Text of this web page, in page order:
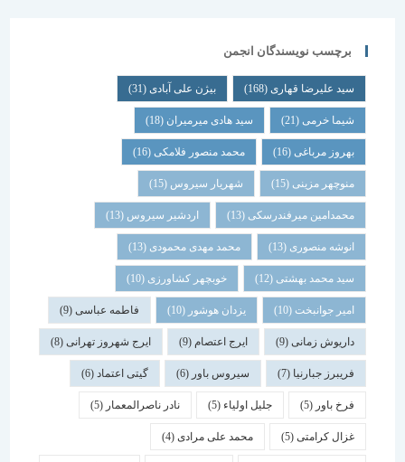
برچسب نویسندگان انجمن
سید علیرضا قهاری(168) بیژن علی آبادی(31)
شیما خرمی(21) سید هادی میرمیران(18)
بهروز مرباغی (16) محمد منصور فلامکی (16)
منوچهر مزینی(15) شهریار سیروس(15)
محمدامین میرفندرسکی(13) اردشیر سیروس(13)
انوشه منصوری(13) محمد مهدی محمودی(13)
سید محمد بهشتی(12) خوبچهر کشاورزی(10)
امیر جوانبخت(10) یزدان هوشور(10) فاطمه عباسی(9)
داریوش زمانی(9) ایرج اعتصام(9) ایرج شهروز تهرانی(8)
فریبرز جبارنیا(7) سیروس باور(6) گیتی اعتماد(6)
فرخ باور(5) جلیل اولیاء(5) نادر ناصرالمعمار (5)
غزال کرامتی(5) محمد علی مرادی(4)